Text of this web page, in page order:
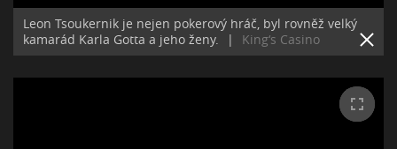
Leon Tsoukernik je nejen pokerový hráč, byl rovněž velký
kamarád Karla Gotta a jeho ženy.
| King‘s Casino